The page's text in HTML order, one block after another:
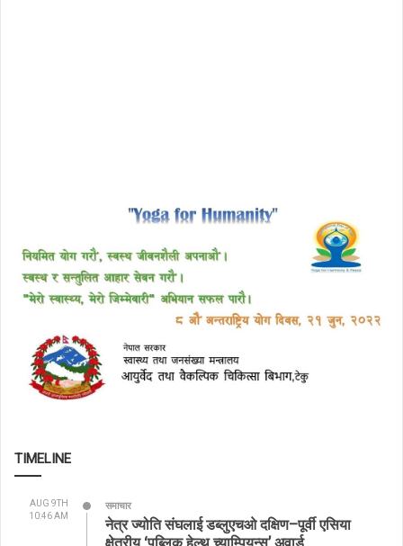
TIMELINE
AUG 9TH
10:46 AM
समाचार
नेत्र ज्योति संघलाई डब्लुएचओ दक्षिण–पूर्वी एसिया